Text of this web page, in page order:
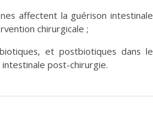
affectent la guérison intestinale
chirurgicale ;
et postbiotiques dans le
post-chirurgie.